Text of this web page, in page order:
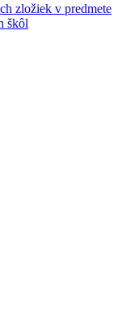
zložiek v predmete
škôl